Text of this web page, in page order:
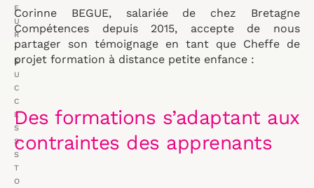
E
U
R
:
S
U
C
C
E
S
S
S
T
O
Corinne BEGUE, salariée de chez Bretagne
Compétences depuis 2015, accepte de nous
partager son témoignage en tant que Cheffe de
projet formation à distance petite enfance :
Des formations s’adaptant aux
contraintes des apprenants